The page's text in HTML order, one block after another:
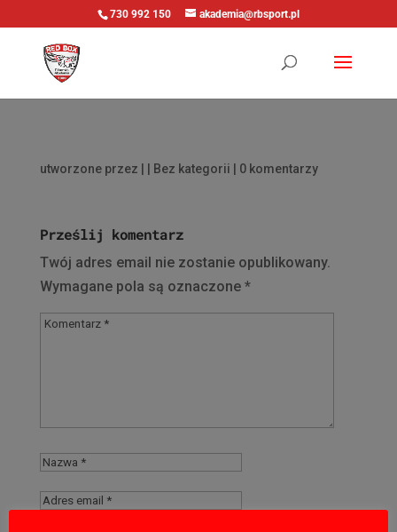
730 992 150 akademia@rbsport.pl
utworzone przez | Bez kategorii | 0 komentarzy
Prześlij komentarz
Twój adres email nie zostanie opublikowany.
Wymagane pola są oznaczone *